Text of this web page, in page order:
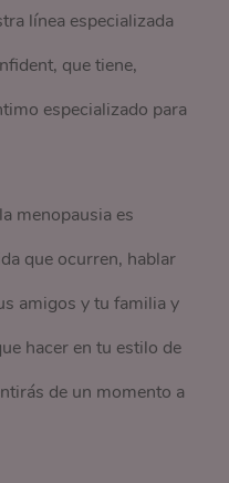
línea especializada
que tiene,
especializado para
menopausia es
que ocurren, hablar
amigos y tu familia y
hacer en tu estilo de
de un momento a